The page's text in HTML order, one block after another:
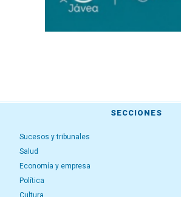
SECCIONES
Sucesos y tribunales
Salud
Economía y empresa
Política